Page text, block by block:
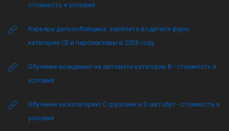
стоимость и условия
Карьера дальнобойщика: зарплата водителя фуры
категории CE и перспективы в 2026 году
Обучение вождению на автомате категории B - стоимость и
условия
Обучение на категорию C грузовик и D автобус - стоимость и
условия